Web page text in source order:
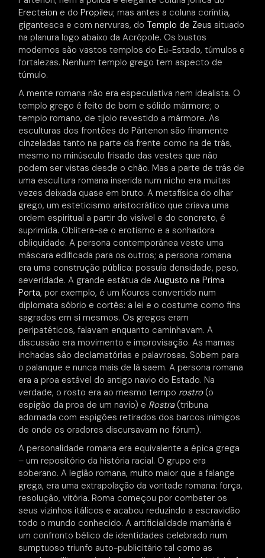
Erecteion e doPropileu; mas antes a coluna coríntia,
gigantesca e com nervuras, doTemplo de Zeus situado
na planura logo abaixo da Acrópole. Os bustos
modernos são vastos templos do Eu-Estado, túmulos e
fortalezas. Nenhum templo grego tem aspecto de
túmulo.
A mente romana não era especulativa nem idealista. O
templo grego é feito de bom e sólido mármore; o
templo romano, de tijolo revestido a mármore. As
esculturas dos frontões do Pártenon são finamente
cinzeladas tanto na parte da frente como na de trás,
mesmo no minúsculo frisado das vestes que não
podem ser vistas desde o chão. Mas a parte de trás de
uma escultura romana inserida num nicho era muitas
vezes deixada quase em bruto. A metafísica do olhar
grego, um esteticismo aristocrático que criava uma
ordem espiritual a partir do visível e do concreto, é
suprimida. Oblitera-se o erotismo e a sonhadora
obliquidade. A persona contemporânea veste uma
máscara edificada para os outros; a persona romana
era uma construção pública: possuía densidade, peso,
severidade. A grande estátua deAugusto na Prima
Porta, por exemplo, é um Kouros convertido num
diplomata sóbrio e cortês: a lei e o costume como fins
sagrados em si mesmos. Os gregos eram
peripatéticos, falavam enquanto caminhavam. A
discussão era movimento e improvisação. As mamas
inchadas são declamatórias e palavrosas. Sobem para
o palanque e nunca mais de lá saem. A persona romana
era a proa estável do antigo navio do Estado. Na
verdade, o rosto era ao mesmo tempo rostro(o
espigão da proa de um navio) e Rostra(tribuna
adornada com espigões retirados dos barcos inimigos
de onde os oradores discursavam no fórum).
A personalidade romana era equivalente a épica grega
– um repositório da história racial. O grupo era
soberano. A legião romana, muito maior que a falange
grega, era uma extrapolação da vontade romana: força,
resolução, vitória. Roma começou por combater os
seus vizinhos itálicos e acabou reduzindo a escravidão
todo o mundo conhecido. A artificialidade mamária é
um confronto bélico de identidades celebrado num
sumptuoso triunfo auto-publicitário tal como as